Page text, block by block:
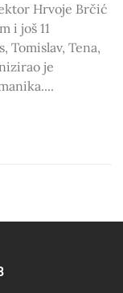
Hrvoje Brčić
i još 11
Tomislav, Tena,
je